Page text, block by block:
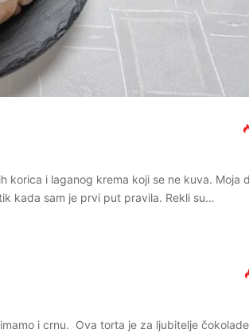
korica i laganog krema koji se ne kuva. Moja
kada sam je prvi put pravila. Rekli su…
i crnu. Ova torta je za ljubitelje